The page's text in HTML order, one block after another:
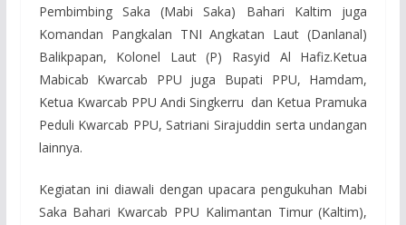
Pembimbing Saka (Mabi Saka) Bahari Kaltim juga
Komandan Pangkalan TNI Angkatan Laut (Danlanal)
Balikpapan, Kolonel Laut (P) Rasyid Al Hafiz.Ketua
Mabicab Kwarcab PPU juga Bupati PPU, Hamdam,
Ketua Kwarcab PPU Andi Singkerru dan Ketua Pramuka
Peduli Kwarcab PPU, Satriani Sirajuddin serta undangan
lainnya.
Kegiatan ini diawali dengan upacara pengukuhan Mabi
Saka Bahari Kwarcab PPU Kalimantan Timur (Kaltim),